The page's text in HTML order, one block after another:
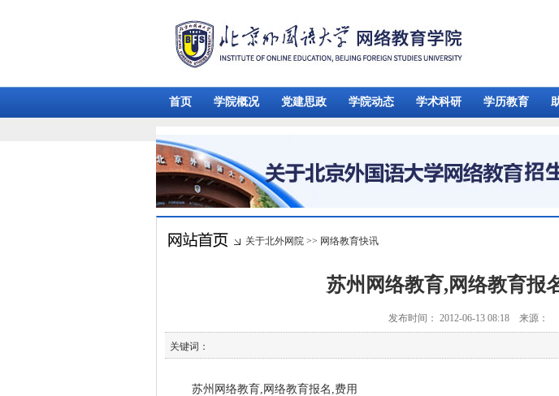
首页 学院概况 党建思政 学院动态 学术科研 学历教育
关于北外网院 >> 网络教育快讯
苏州网络教育,网络教育报
发布时间： 2012-06-13 08:18 来源：
关键词：
苏州网络教育,网络教育报名,费用